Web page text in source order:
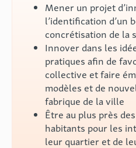
Mener un projet
l’identification d’un
concrétisation de la
Innover dans les
pratiques afin de
collective et faire
modèles et de
fabrique de la ville
Être au plus près
habitants pour les
leur quartier et de